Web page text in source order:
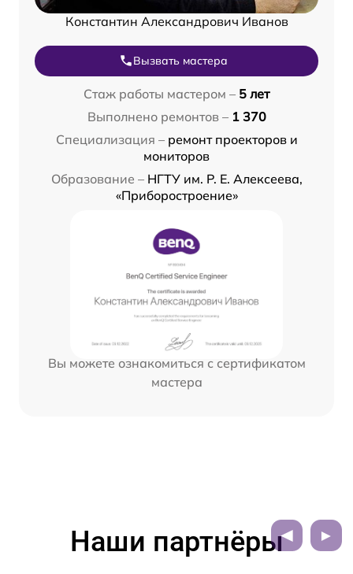
Константин Александрович Иванов
Вызвать мастера
Стаж работы мастером – 5 лет
Выполнено ремонтов – 1 370
Специализация – ремонт проекторов и
мониторов
Образование – НГТУ им. Р. Е. Алексеева,
«Приборостроение»
Вы можете ознакомиться с сертификатом
мастера
Наши партнёры